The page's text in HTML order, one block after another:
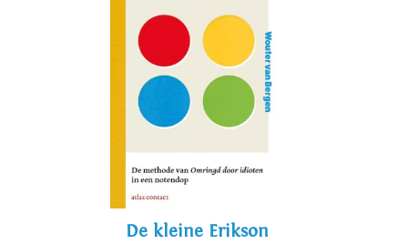
Kapitaal in de 21ste
De kleine Piketty 2.
Van Bergen schreef ookDe
robots komen eraan!
enBanken,
bubbels en bonussen.
De kleine Erikson